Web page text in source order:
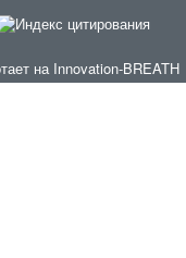
на Innovation-BREATH